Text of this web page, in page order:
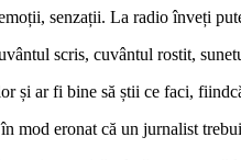
senzații. La radio înveți
scris, cuvântul rostit,
și ar fi bine să știi ce faci,
mod eronat că un jurnalist